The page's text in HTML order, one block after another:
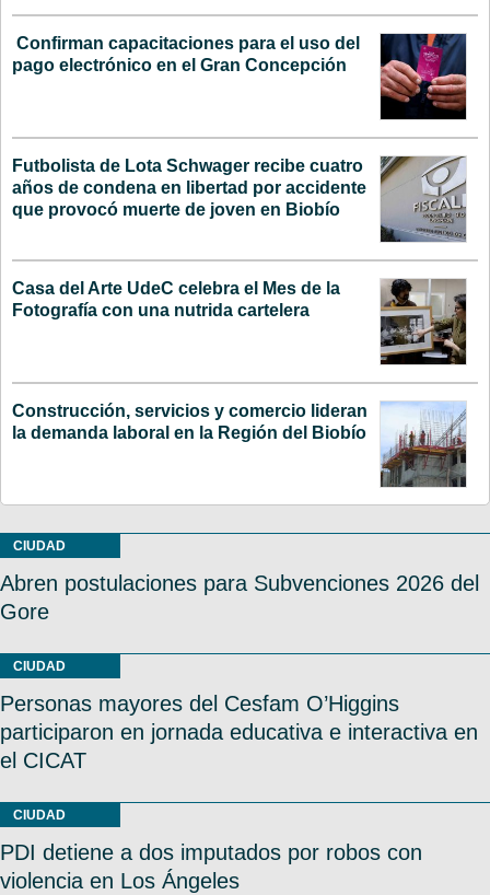
Confirman capacitaciones para el uso del
pago electrónico en el Gran Concepción
Futbolista de Lota Schwager recibe cuatro
años de condena en libertad por accidente
que provocó muerte de joven en Biobío
Casa del Arte UdeC celebra el Mes de la
Fotografía con una nutrida cartelera
Construcción, servicios y comercio lideran
la demanda laboral en la Región del Biobío
CIUDAD
Abren postulaciones para Subvenciones 2026 del
Gore
CIUDAD
Personas mayores del Cesfam O’Higgins
participaron en jornada educativa e interactiva en
el CICAT
CIUDAD
PDI detiene a dos imputados por robos con
violencia en Los Ángeles